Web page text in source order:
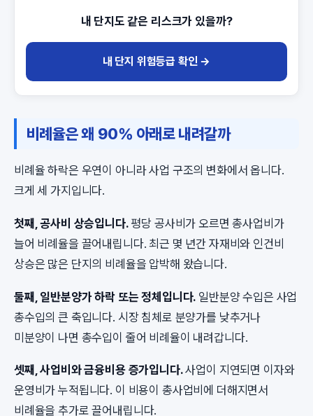
내 단지도 같은 리스크가 있을까?
내 단지 위험등급 확인 →
비례율은 왜 90% 아래로 내려갈까
비례율 하락은 우연이 아니라 사업 구조의 변화에서 옵니다.
크게 세 가지입니다.
첫째, 공사비 상승입니다.평당 공사비가 오르면 총사업비가
늘어 비례율을 끌어내립니다. 최근 몇 년간 자재비와 인건비
상승은 많은 단지의 비례율을 압박해 왔습니다.
둘째, 일반분양가 하락 또는 정체입니다. 일반분양 수입은 사업
총수입의 큰 축입니다. 시장 침체로 분양가를 낮추거나
미분양이 나면 총수입이 줄어 비례율이 내려갑니다.
셋째, 사업비와 금융비용 증가입니다.사업이 지연되면 이자와
운영비가 누적됩니다. 이 비용이 총사업비에 더해지면서
비례율을 추가로 끌어내립니다.